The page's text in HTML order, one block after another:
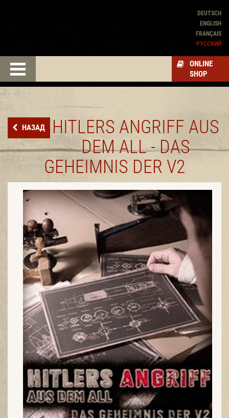
DEUTSCH
ENGLISH
FRANÇAIS
PУССКИЙ
ONLINE
SHOP
НАЗАД
HITLERS ANGRIFF AUS
DEM ALL - DAS
GEHEIMNIS DER V2